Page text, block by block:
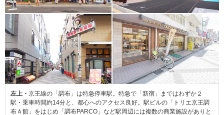
左上・ 京王線の「調布」は特急停車駅。特急で「新宿」まではわずか２
駅・乗車時間約14分と、都心へのアクセス良好。駅ビルの「トリエ京王調
布Ａ館」をはじめ「調布PARCO」など駅周辺には複数の商業施設がありと